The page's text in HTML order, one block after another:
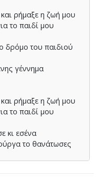
ρήµαξε η ζωή µου
το παιδί µου
δρόµο του παιδιού
γέννηµα
ρήµαξε η ζωή µου
το παιδί µου
κι εσένα
το θανάτωσες